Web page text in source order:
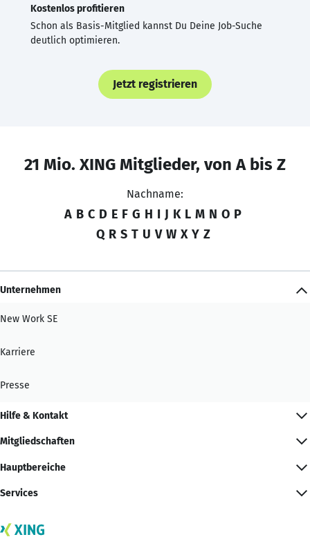
Kostenlos profitieren
Schon als Basis-Mitglied kannst Du Deine Job-Suche
deutlich optimieren.
Jetzt registrieren
21 Mio. XING Mitglieder, von A bis Z
Nachname:
A B C D E F G H I J K L M N O P
Q R S T U V W X Y Z
Unternehmen
New Work SE
Karriere
Presse
Hilfe & Kontakt
Mitgliedschaften
Hauptbereiche
Services